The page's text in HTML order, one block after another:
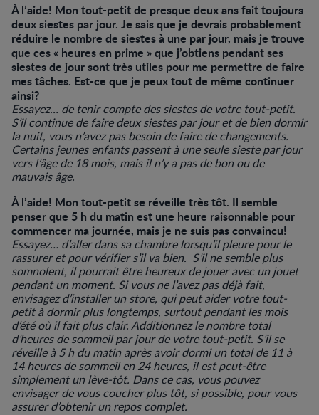
À l’aide! Mon tout-petit de presque deux ans fait toujours
deux siestes par jour. Je sais que je devrais probablement
réduire le nombre de siestes à une par jour, mais je trouve
que ces « heures en prime » que j’obtiens pendant ses
siestes de jour sont très utiles pour me permettre de faire
mes tâches. Est-ce que je peux tout de même continuer
ainsi?
Essayez… de tenir compte des siestes de votre tout-petit.
S’il continue de faire deux siestes par jour et de bien dormir
la nuit, vous n’avez pas besoin de faire de changements.
Certains jeunes enfants passent à une seule sieste par jour
vers l’âge de 18 mois, mais il n’y a pas de bon ou de
mauvais âge.
À l’aide! Mon tout-petit se réveille très tôt. Il semble
penser que 5 h du matin est une heure raisonnable pour
commencer ma journée, mais je ne suis pas convaincu!
Essayez… d’aller dans sa chambre lorsqu’il pleure pour le
rassurer et pour vérifier s’il va bien. S’il ne semble plus
somnolent, il pourrait être heureux de jouer avec un jouet
pendant un moment. Si vous ne l’avez pas déjà fait,
envisagez d’installer un store, qui peut aider votre tout-
petit à dormir plus longtemps, surtout pendant les mois
d’été où il fait plus clair. Additionnez le nombre total
d’heures de sommeil par jour de votre tout-petit. S’il se
réveille à 5 h du matin après avoir dormi un total de 11 à
14 heures de sommeil en 24 heures, il est peut-être
simplement un lève-tôt. Dans ce cas, vous pouvez
envisager de vous coucher plus tôt, si possible, pour vous
assurer d’obtenir un repos complet.